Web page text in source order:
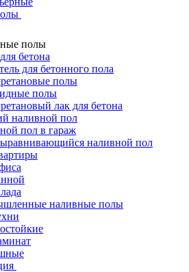
полы
бетона
для бетонного пола
полы
полы
лак для бетона
наливной пол
пол в гараж
наливной пол
наливные полы